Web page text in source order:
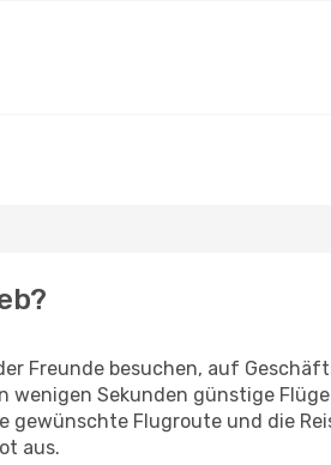
Freunde besuchen, auf
wenigen Sekunden günstige
gewünschte Flugroute und die
aus.